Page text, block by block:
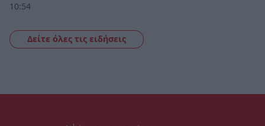
10:54
Δείτε όλες τις ειδήσεις